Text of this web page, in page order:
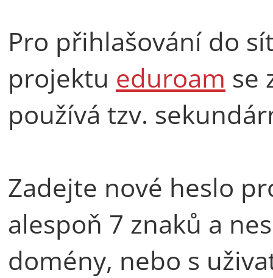
Pro přihlašování do
projektu eduroam se
používá tzv.
Zadejte nové heslo
alespoň 7 znaků a
domény, nebo s